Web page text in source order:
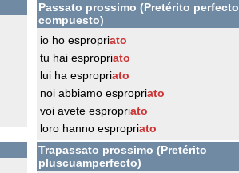
Passato prossimo (Pretérito perfecto
compuesto)
io ho espropriato
tu hai espropriato
lui ha espropriato
noi abbiamo espropriato
voi avete espropriato
loro hanno espropriato
Trapassato prossimo (Pretérito
pluscuamperfecto)